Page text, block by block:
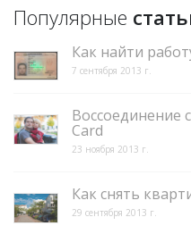
Популярные
Как найти
7 сентября 2013 г.
Воссоединение
Card
23 ноября 2013 г.
Как снять
29 сентября 2013 г.